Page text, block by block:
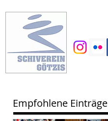
Empfohlene Einträge